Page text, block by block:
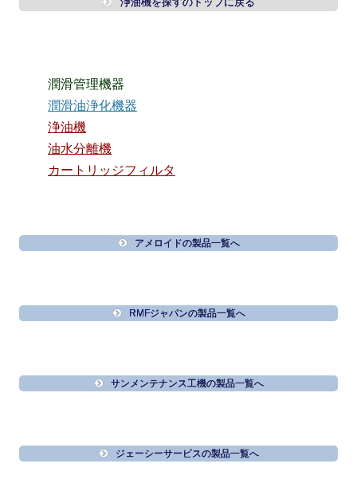
潤滑管理機器
潤滑油浄化機器
浄油機
油水分離機
カートリッジフィルタ
アメロイドの製品一覧へ
RMFジャパンの製品一覧へ
サンメンテナンス工機の製品一覧へ
ジェーシーサービスの製品一覧へ